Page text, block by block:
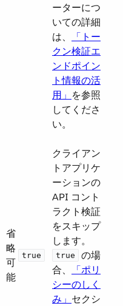
ーターにつ
いての詳細
は、​
「トー
クン検証エ
ンドポイン
ト情報の活
用」 ​を参照
してくださ
い。
省
略
可
能
true
クライアン
トアプリケ
ーションの
API コント
ラクト検証
をスキップ
します。​
true
​ の場
合、​
「ポリ
シーのしく
み」 ​セクシ